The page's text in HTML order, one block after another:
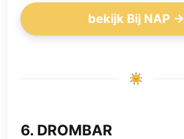
bekijk Bij NAP →
6. DROMBAR